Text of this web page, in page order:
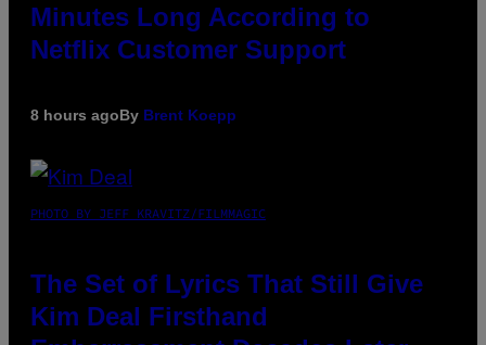
Minutes Long According to
Netflix Customer Support
8 hours agoBy Brent Koepp
PHOTO BY JEFF KRAVITZ/FILMMAGIC
The Set of Lyrics That Still Give
Kim Deal Firsthand